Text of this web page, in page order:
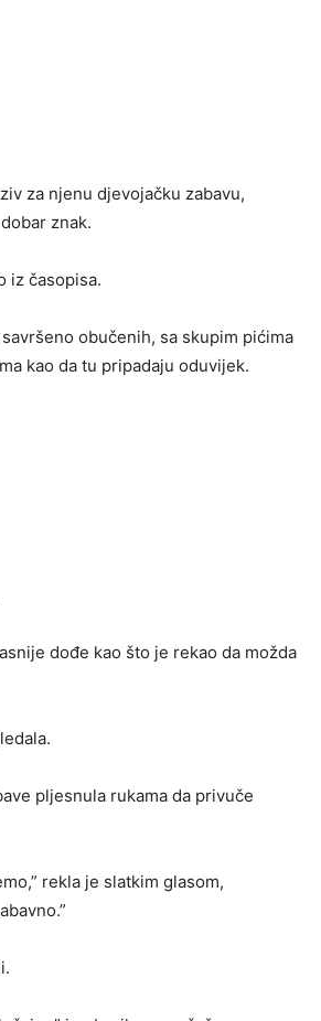
za njenu djevojačku zabavu,
znak.
iz časopisa.
obučenih, sa skupim pićima
kao da tu pripadaju oduvijek.
dođe kao što je rekao da možda
pljesnula rukama da privuče
rekla je slatkim glasom,